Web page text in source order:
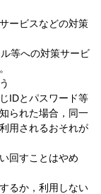
ービスなどの対策
等への対策サービ
IDとパスワード等
られた場合，同一
用されるおそれが
回すことはやめ
るか，利用しない